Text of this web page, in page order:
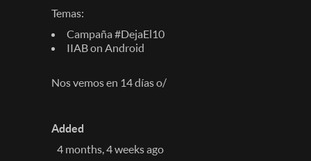
Temas:
Campaña #DejaEl10
IIAB on Android
Nos vemos en 14 días o/
Added
4 months, 4 weeks ago